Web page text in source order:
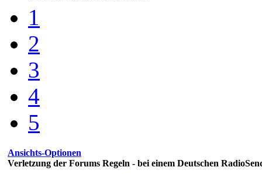
1
2
3
4
5
Ansichts-Optionen
Verletzung der Forums Regeln - bei einem Deutschen